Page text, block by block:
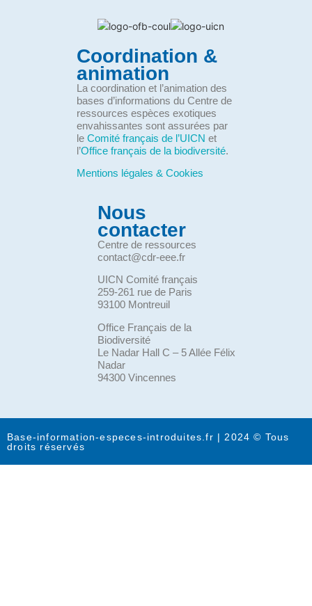
Coordination &
animation
La coordination et l’animation des
bases d’informations du Centre de
ressources espèces exotiques
envahissantes sont assurées par
le Comité français de l’UICN et
l’Office français de la biodiversité.
Mentions légales & Cookies
Nous
contacter
Centre de ressources
contact@cdr-eee.fr
UICN Comité français
259-261 rue de Paris
93100 Montreuil
Office Français de la
Biodiversité
Le Nadar Hall C – 5 Allée Félix
Nadar
94300 Vincennes
Base-information-especes-introduites.fr | 2024 © Tous
droits réservés